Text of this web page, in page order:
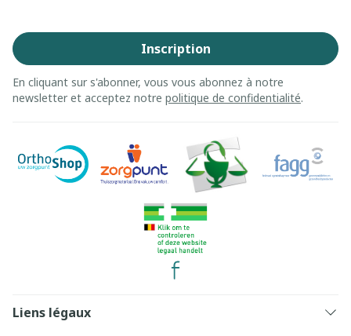
Inscription
En cliquant sur s'abonner, vous vous abonnez à notre
newsletter et acceptez notre politique de confidentialité.
Liens légaux